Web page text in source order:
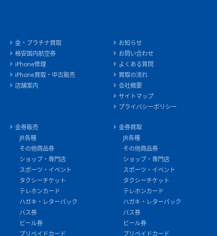
金・プラチナ買取
格安国内航空券
iPhone修理
iPhone買取・中古販売
店舗案内
お知らせ
お問い合わせ
よくある質問
買取の流れ
会社概要
サイトマップ
プライバシーポリシー
金券販売
JR各種
その他商品券
ショップ・専門店
スポーツ・イベント
タクシーチケット
テレホンカード
ハガキ・レターパック
バス券
ビール券
プリペイドカード
金券買取
JR各種
その他商品券
ショップ・専門店
スポーツ・イベント
タクシーチケット
テレホンカード
ハガキ・レターパック
バス券
ビール券
プリペイドカード